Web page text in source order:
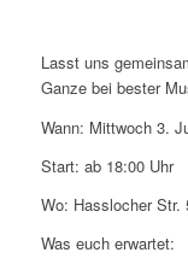
Lasst uns
Ganze bei bester
Wann: Mittwoch 3.
Start: ab 18:00 Uhr
Wo: Hasslocher Str.
Was euch erwartet: